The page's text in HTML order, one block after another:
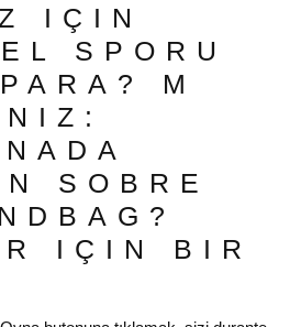
IÇIN
SPORU
M
SOBRE
IÇIN BIR